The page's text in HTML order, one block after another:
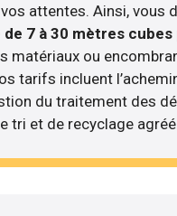
attentes. Ainsi, vous
de 7 à 30 mètres cubes
matériaux ou
tarifs incluent
du traitement des
tri et de recyclage agréé.